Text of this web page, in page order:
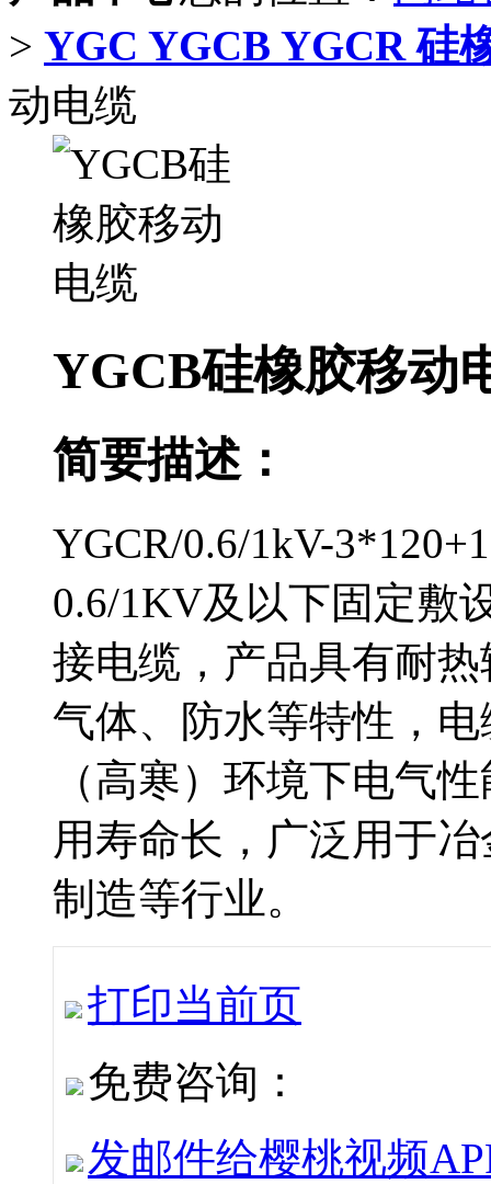
> YGC YGCB YGCR 硅
动电缆
YGCB硅橡胶移动
简要描述：
YGCR/0.6/1kV-
0.6/1KV及以下固定敷
接电缆，产品具有耐热
气体、防水等特性，
（高寒）环境下电气性
用寿命长，广泛用于冶金
制造等行业。
打印当前页
免费咨询：
发邮件给樱桃视频APP